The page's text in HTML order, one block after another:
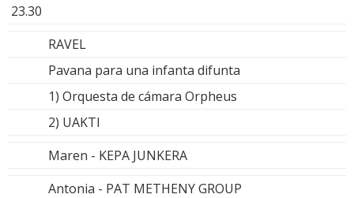
23.30
RAVEL
Pavana para una infanta difunta
1) Orquesta de cámara Orpheus
2) UAKTI
Maren - KEPA JUNKERA
Antonia - PAT METHENY GROUP